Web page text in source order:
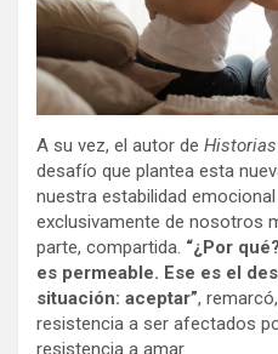
A su vez, el autor de
desafío que plantea esta
nuestra estabilidad
exclusivamente de nosotros
parte, compartida. “¿Por
es permeable. Ese es el
situación: aceptar”,
resistencia a ser afectados
resistencia a amar.